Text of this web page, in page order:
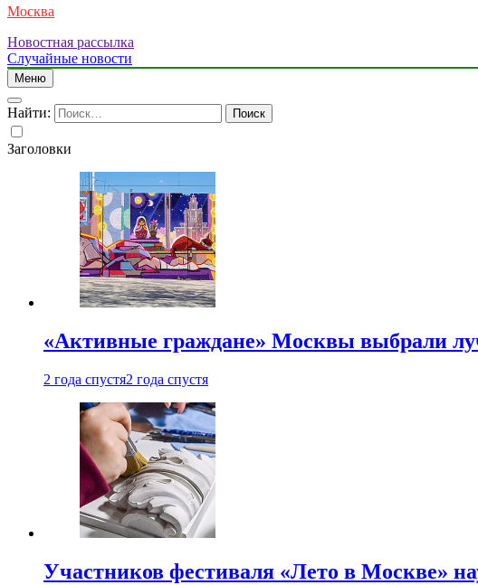
Москва
Новостная рассылка
Случайные новости
Меню
Найти:
Заголовки
«Активные граждане» Москвы выбрали
2 года спустя2 года спустя
Участников фестиваля «Лето в Москве»